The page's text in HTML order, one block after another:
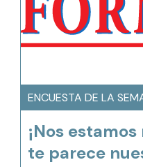
ENCUESTA DE LA
¡Nos
te parece